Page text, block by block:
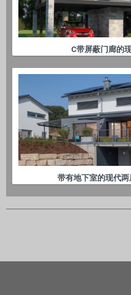
C带屏蔽门廊的
带有地下室的现代